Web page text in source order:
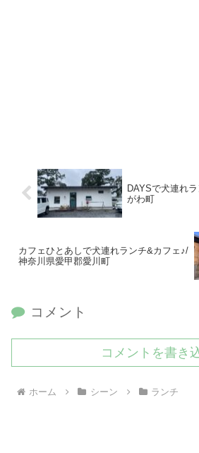
DAYSで犬連れ
がわ町
カフェひとあしで犬連れランチ&カフェ♪/
神奈川県愛甲郡愛川町
コメント
コメントを書き
ホーム シーン ランチ